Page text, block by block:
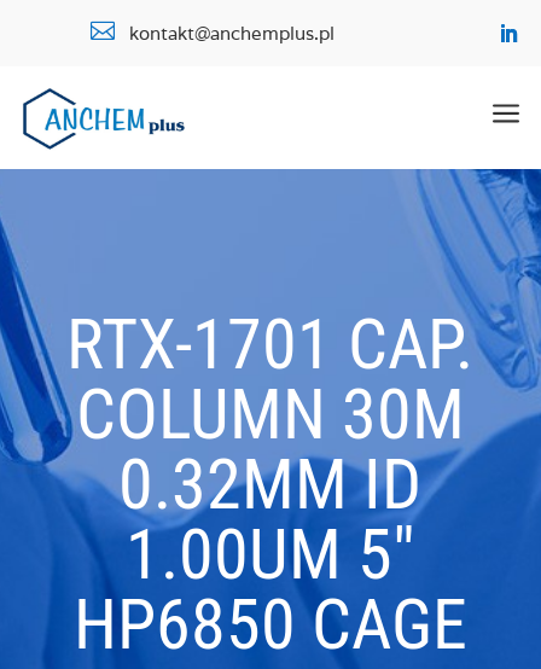
 kontakt@anchemplus.pl
a
RTX-1701 CAP.
COLUMN 30M
0.32MM ID
1.00UM 5″
HP6850 CAGE